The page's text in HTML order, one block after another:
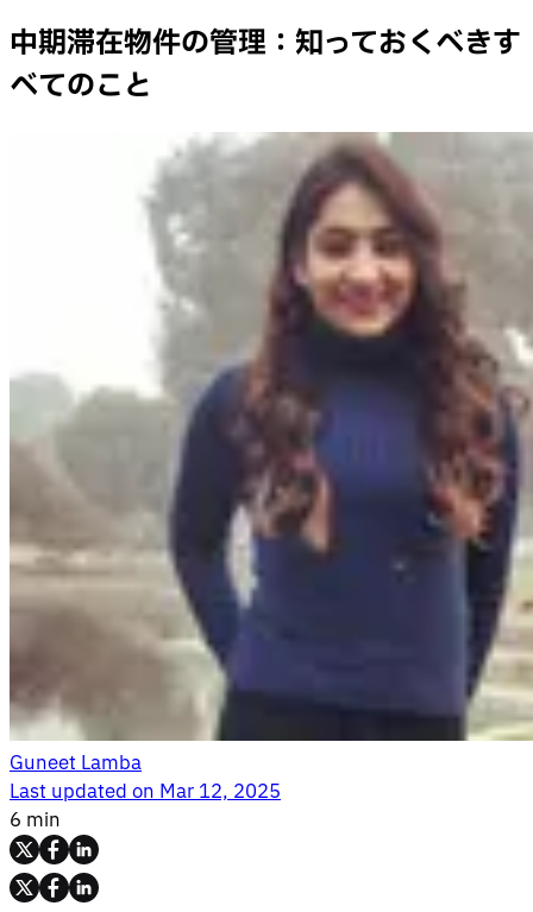
中期滞在物件の管理：知っておくべきす
べてのこと
Guneet Lamba
Last updated onMar 12, 2025
6 min